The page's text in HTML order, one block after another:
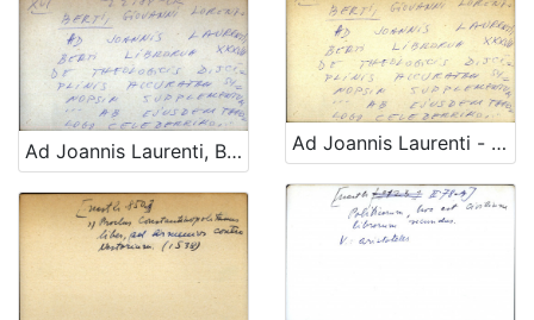
Ad Joannis Laurenti, Berti librorum XXXVII de theologicis disciplinis accuratam synopsim supplementum ab ejusdem theologo celebrrimo Ad Joannis Laurenti - dupli scan!!!